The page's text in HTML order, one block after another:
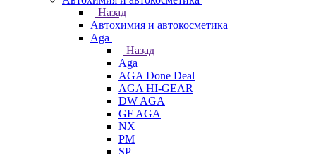
Назад
Автохимия и автокосметика
Aga
Назад
Aga
AGA Done Deal
AGA HI-GEAR
DW AGA
GF AGA
NX
PM
SP